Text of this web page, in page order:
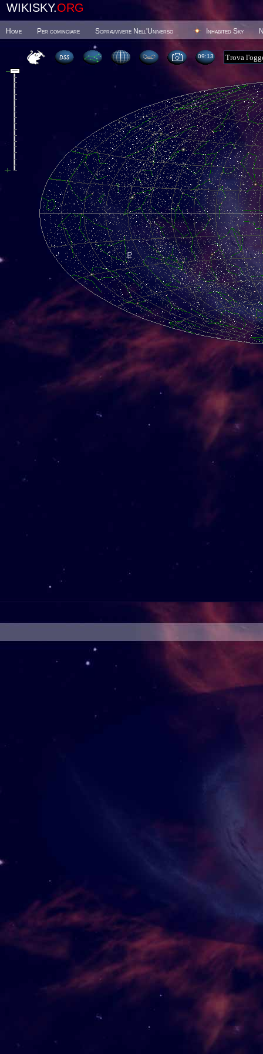
WIKISKY.ORG
Home Per cominciare Sopravvivere Nell'Universo Inhabited Sky
09 13